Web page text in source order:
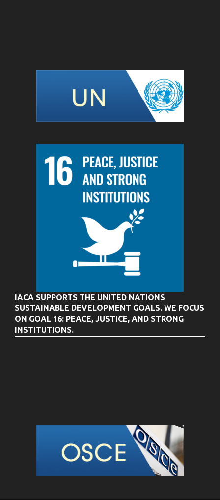
IACA SUPPORTS THE UNITED NATIONS
SUSTAINABLE DEVELOPMENT GOALS. WE FOCUS
ON GOAL 16: PEACE, JUSTICE, AND STRONG
INSTITUTIONS.